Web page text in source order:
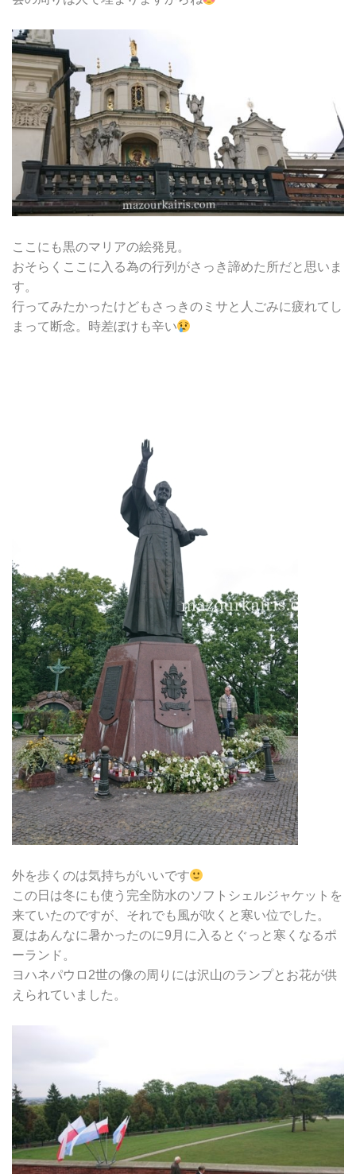
ここにも黒のマリアの絵発見。
おそらくここに入る為の行列がさっき諦めた所だと思いま
す。
行ってみたかったけどもさっきのミサと人ごみに疲れてし
まって断念。時差ぼけも辛い
外を歩くのは気持ちがいいです
この日は冬にも使う完全防水のソフトシェルジャケットを
来ていたのですが、それでも風が吹くと寒い位でした。
夏はあんなに暑かったのに9月に入るとぐっと寒くなるポ
ーランド。
ヨハネパウロ2世の像の周りには沢山のランプとお花が供
えられていました。